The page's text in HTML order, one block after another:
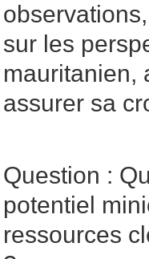
sur les
mauritanien,
assurer sa
Question :
potentiel
ressources